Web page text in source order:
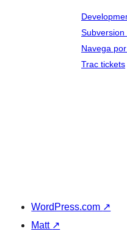
Navega
Trac tickets
WordPress.com ↗
Matt ↗